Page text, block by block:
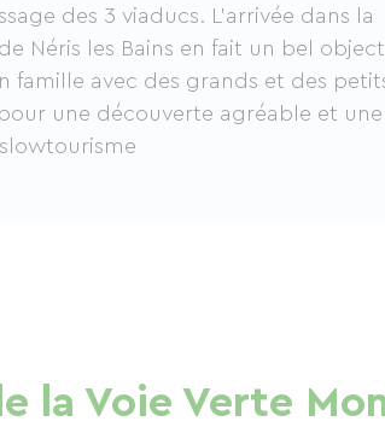
des 3 viaducs. L'arrivée dans la
Néris les Bains en fait un bel
famille avec des grands et des
une découverte agréable et une
la Voie Verte